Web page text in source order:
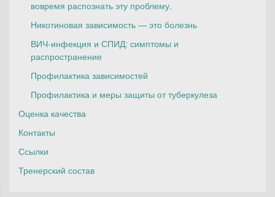
вовремя распознать эту проблему.
Никотиновая зависимость — это болезнь
ВИЧ-инфекция и СПИД: симптомы и
распространение
Профилактика зависимостей
Профилактика и меры защиты от туберкулеза
Оценка качества
Контакты
Ссылки
Тренерский состав